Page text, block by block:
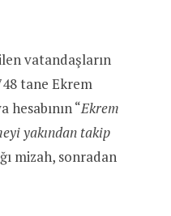
vatandaşların
tane Ekrem
hesabının “Ekrem
yakından takip
mizah, sonradan